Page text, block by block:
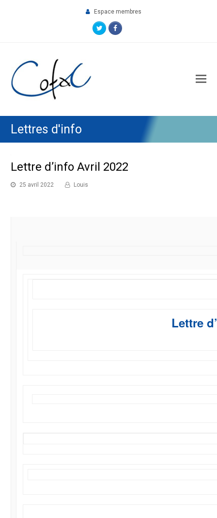
Espace membres
TwitterFacebook
Lettres d'info
Lettre d’info Avril 2022
25 avril 2022 Louis
Lettre